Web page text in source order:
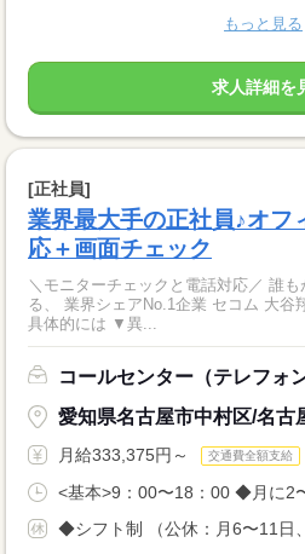
もっと見る
求人詳細を
[正社員]
業界最大手の正社員♪オ
応＋画面チェック
＼モニターチェックと電話対応／ 誰もが一度はロゴを見たことがあ
る、 業界シェアNo.1企業 セコム 大谷
具体的には ▼異...
コールセンター（テレフォ
愛知県名古屋市中村区/名古
月給333,375円～ 交通費全額支給
<基本>9：00〜18：00 ◆月に2
◆シフト制 （公休：月6〜11日